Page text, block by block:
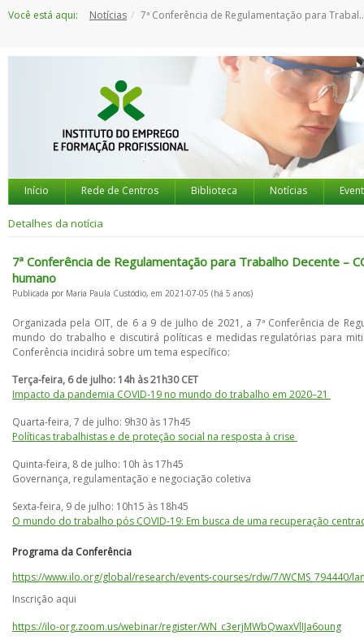
paraVocê está aqui: Notícias 7ª Conferência de Regulamentação para Trabalho Decente - COVID-19 e o mundo do trabalho: Rumo a uma recuperação centrada no ser humano
Início Rede de Centros Biblioteca Notícias
Detalhes da notícia
7ª Conferência de Regulamentação para Trabalho Decente –
humano
Publicada por Maria Paula Custódio, em 2021-07-05 (há 5 anos)
Organizada pela OIT, de 6 a 9 de julho de 2021, a 7ª Conferência de
mundo do trabalho e discutirá políticas e medidas regulatórias para
Conferência incidirá sobre um tema específico:
Terça-feira, 6 de julho: 14h às 21h30 CET
Impacto da pandemia COVID-19 no mundo do trabalho em 2020–21
Quarta-feira, 7 de julho: 9h30 às 17h45
Políticas trabalhistas e de proteção social na resposta à crise
Quinta-feira, 8 de julho: 10h às 17h45
Governança, regulamentação e negociação coletiva
Sexta-feira, 9 de julho: 10h15 às 18h45
O mundo do trabalho pós COVID-19: Em busca de uma recuperação
Programa da Conferência
https://www.ilo.org/global/research/events-courses/rdw/7/WCMS_794440/
Inscrição aqui
https://ilo-org.zoom.us/webinar/register/WN_c3erjMWbQwaxVlIJa6oung